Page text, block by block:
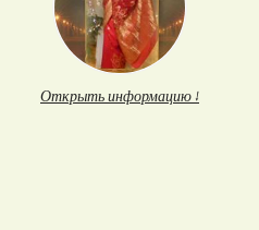
Открыть информацию ↓